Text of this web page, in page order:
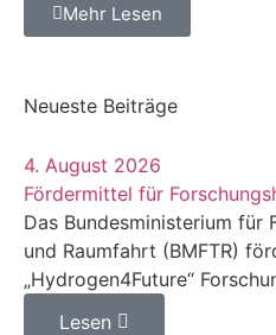
Mehr Lesen
Neueste Beiträge
4. August 2026
Fördermittel für
Das Bundesministerium für
und Raumfahrt (BMFTR)
„Hydrogen4Future“
Lesen